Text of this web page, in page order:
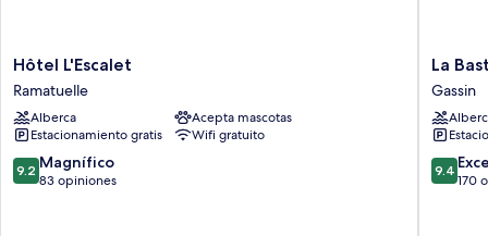
Hôtel
L'Escalet
Ramatuelle
Hôtel L'Escalet
Ramatuelle
Alberca
Acepta mascotas
Estacionamiento gratis
Wifi gratuito
9.2
de
9.2 Magnífico
83 opiniones
La
Bastide
Gassin
La
Gassin
9.4
de
9.4
170